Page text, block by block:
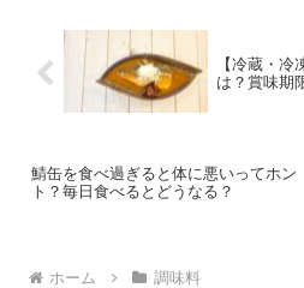
【冷蔵・
は？賞味期
鯖缶を食べ過ぎると体に悪いってホン
ト？毎日食べるとどうなる？
ホーム 調味料